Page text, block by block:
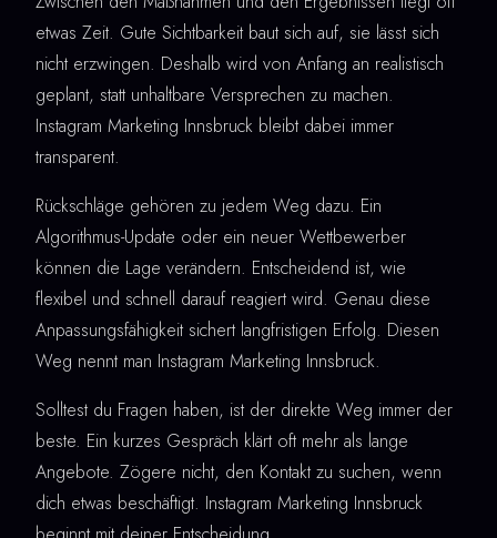
etwas Zeit. Gute Sichtbarkeit baut sich auf, sie lässt sich
nicht erzwingen. Deshalb wird von Anfang an realistisch
geplant, statt unhaltbare Versprechen zu machen.
Instagram Marketing Innsbruck bleibt dabei immer
transparent.
Rückschläge gehören zu jedem Weg dazu. Ein
Algorithmus-Update oder ein neuer Wettbewerber
können die Lage verändern. Entscheidend ist, wie
flexibel und schnell darauf reagiert wird. Genau diese
Anpassungsfähigkeit sichert langfristigen Erfolg. Diesen
Weg nennt man Instagram Marketing Innsbruck.
Solltest du Fragen haben, ist der direkte Weg immer der
beste. Ein kurzes Gespräch klärt oft mehr als lange
Angebote. Zögere nicht, den Kontakt zu suchen, wenn
dich etwas beschäftigt. Instagram Marketing Innsbruck